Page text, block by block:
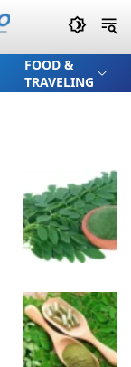
FOOD &
TRAVELING